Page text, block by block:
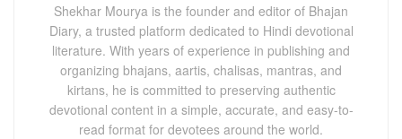
Shekhar Mourya is the founder and editor of Bhajan
Diary, a trusted platform dedicated to Hindi devotional
literature. With years of experience in publishing and
organizing bhajans, aartis, chalisas, mantras, and
kirtans, he is committed to preserving authentic
devotional content in a simple, accurate, and easy-to-
read format for devotees around the world.